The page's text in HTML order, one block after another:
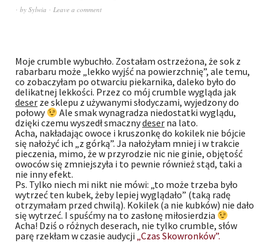
by Sylwia Leave a comment
Moje crumble wybuchło. Zostałam ostrzeżona, że sok z
rabarbaru może „lekko wyjść na powierzchnię”, ale temu,
co zobaczyłam po otwarciu piekarnika, daleko było do
delikatnej lekkości. Przez co mój crumble wygląda jak
deser ze sklepu z używanymi słodyczami, wyjedzony do
połowy
Ale smak wynagradza niedostatki wyglądu,
dzięki czemu wyszedł smacznydeser na lato.
Acha, nakładając owoce i kruszonkę do kokilek nie bójcie
się nałożyć ich „z górką”. Ja nałożyłam mniej i w trakcie
pieczenia, mimo, że w przyrodzie nic nie ginie, objętość
owoców się zmniejszyła i to pewnie również stąd, taki a
nie inny efekt.
Ps. Tylko niech mi nikt nie mówi: „to może trzeba było
wytrzeć ten kubek, żeby lepiej wyglądało” (taką radę
otrzymałam przed chwilą). Kokilek (a nie kubków) nie dało
się wytrzeć. I spuśćmy na to zasłonę miłosierdzia
Acha! Dziś o różnych deserach, nie tylko crumble, słów
parę rzekłam w czasie audycji „Czas Skowronków”.